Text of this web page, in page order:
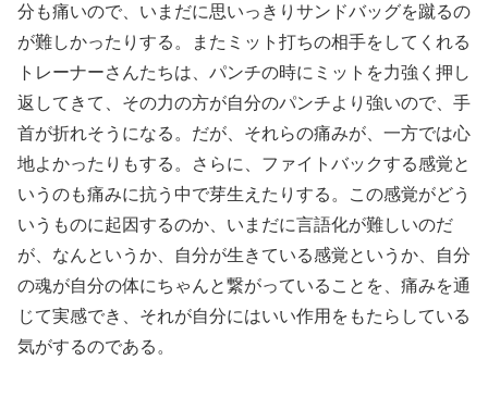
分も痛いので、いまだに思いっきりサンドバッグを蹴るの
が難しかったりする。またミット打ちの相手をしてくれる
トレーナーさんたちは、パンチの時にミットを力強く押し
返してきて、その力の方が自分のパンチより強いので、手
首が折れそうになる。だが、それらの痛みが、一方では心
地よかったりもする。さらに、ファイトバックする感覚と
いうのも痛みに抗う中で芽生えたりする。この感覚がどう
いうものに起因するのか、いまだに言語化が難しいのだ
が、なんというか、自分が生きている感覚というか、自分
の魂が自分の体にちゃんと繋がっていることを、痛みを通
じて実感でき、それが自分にはいい作用をもたらしている
気がするのである。